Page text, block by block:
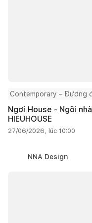
Contemporary – Đương
Ngơi House - Ngôi
HIEUHOUSE
27/06/2026, lúc 10:00
NNA Design